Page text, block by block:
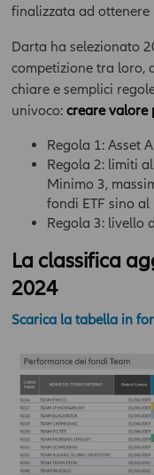
finalizzata ad
Darta ha selezionato
competizione tra loro,
chiare e semplici
univoco: creare valore
Regola 1: Asset
Regola 2: limiti
Minimo 3,
fondi ETF sino al
Regola 3: livello
La classifica
2024
Scarica la tabella in